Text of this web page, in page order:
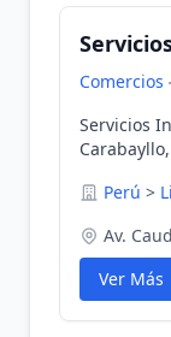
Comercios
Servicios
Perú >
Av.
Ver Más